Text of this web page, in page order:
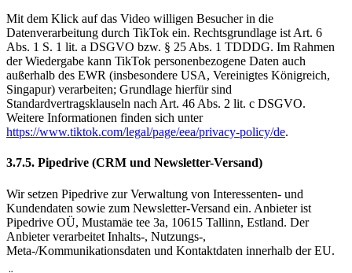
Mit dem Klick auf das Video willigen Besucher in die
Datenverarbeitung durch TikTok ein. Rechtsgrundlage ist Art. 6
Abs. 1 S. 1 lit. a DSGVO bzw. § 25 Abs. 1 TDDDG. Im Rahmen
der Wiedergabe kann TikTok personenbezogene Daten auch
außerhalb des EWR (insbesondere USA, Vereinigtes Königreich,
Singapur) verarbeiten; Grundlage hierfür sind
Standardvertragsklauseln nach Art. 46 Abs. 2 lit. c DSGVO.
Weitere Informationen finden sich unter
https://www.tiktok.com/legal/page/eea/privacy-policy/de.
3.7.5. Pipedrive (CRM und Newsletter-Versand)
Wir setzen Pipedrive zur Verwaltung von Interessenten- und
Kundendaten sowie zum Newsletter-Versand ein. Anbieter ist
Pipedrive OÜ, Mustamäe tee 3a, 10615 Tallinn, Estland. Der
Anbieter verarbeitet Inhalts-, Nutzungs-,
Meta-/Kommunikationsdaten und Kontaktdaten innerhalb der EU.